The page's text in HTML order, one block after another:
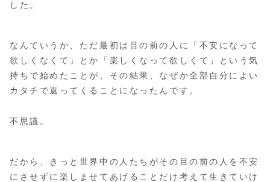
した。
なんていうか、ただ最初は目の前の人に「不安になって
欲しくなくて」とか「楽しくなって欲しくて」という気
持ちで始めたことが、その結果、なぜか全部自分によい
カタチで返ってくることになったんです。
不思議。
だから、きっと世界中の人たちがその目の前の人を不安
にさせずに楽しませてあげることだけ考えて生きていけ